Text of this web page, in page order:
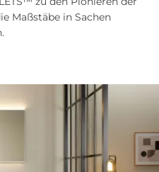
Maßstäbe in Sachen